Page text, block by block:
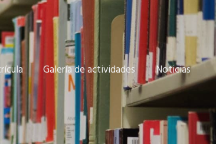
Galería de actividades Noticias